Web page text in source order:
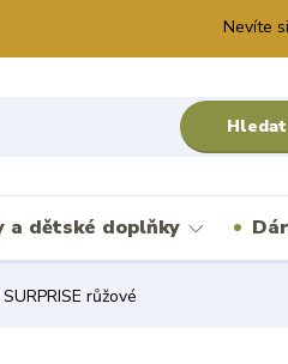
Hledat
Nevíte
a dětské doplňky
růžové